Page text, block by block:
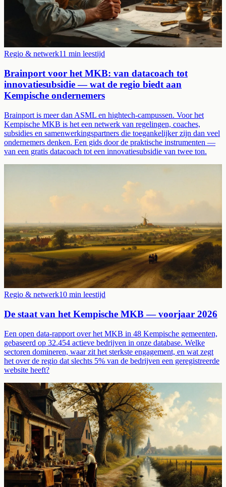
Regio & netwerk11 min leestijd
Brainport voor het MKB: van datacoach tot
innovatiesubsidie — wat de regio biedt aan
Kempische ondernemers
Brainport is meer dan ASML en hightech-campussen. Voor het
Kempische MKB is het een netwerk van regelingen, coaches,
subsidies en samenwerkingspartners die toegankelijker zijn dan veel
ondernemers denken. Een gids door de praktische instrumenten —
van een gratis datacoach tot een innovatiesubsidie van twee ton.
Regio & netwerk10 min leestijd
De staat van het Kempische MKB — voorjaar 2026
Een open data-rapport over het MKB in 48 Kempische gemeenten,
gebaseerd op 32.454 actieve bedrijven in onze database. Welke
sectoren domineren, waar zit het sterkste engagement, en wat zegt
het over de regio dat slechts 5% van de bedrijven een geregistreerde
website heeft?